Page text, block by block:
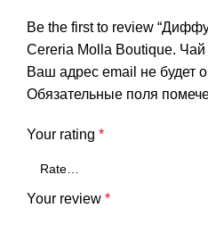
Be the first to review
Cereria Molla Boutique. Чай
Ваш адрес email не будет
Обязательные поля
Your rating *
Your review *